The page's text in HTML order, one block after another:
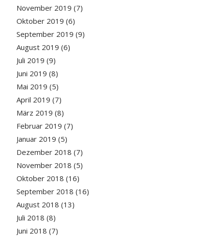
November 2019 (7)
Oktober 2019 (6)
September 2019 (9)
August 2019 (6)
Juli 2019 (9)
Juni 2019 (8)
Mai 2019 (5)
April 2019 (7)
März 2019 (8)
Februar 2019 (7)
Januar 2019 (5)
Dezember 2018 (7)
November 2018 (5)
Oktober 2018 (16)
September 2018 (16)
August 2018 (13)
Juli 2018 (8)
Juni 2018 (7)